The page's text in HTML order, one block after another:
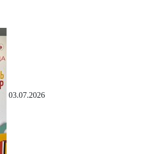
03.07.2026